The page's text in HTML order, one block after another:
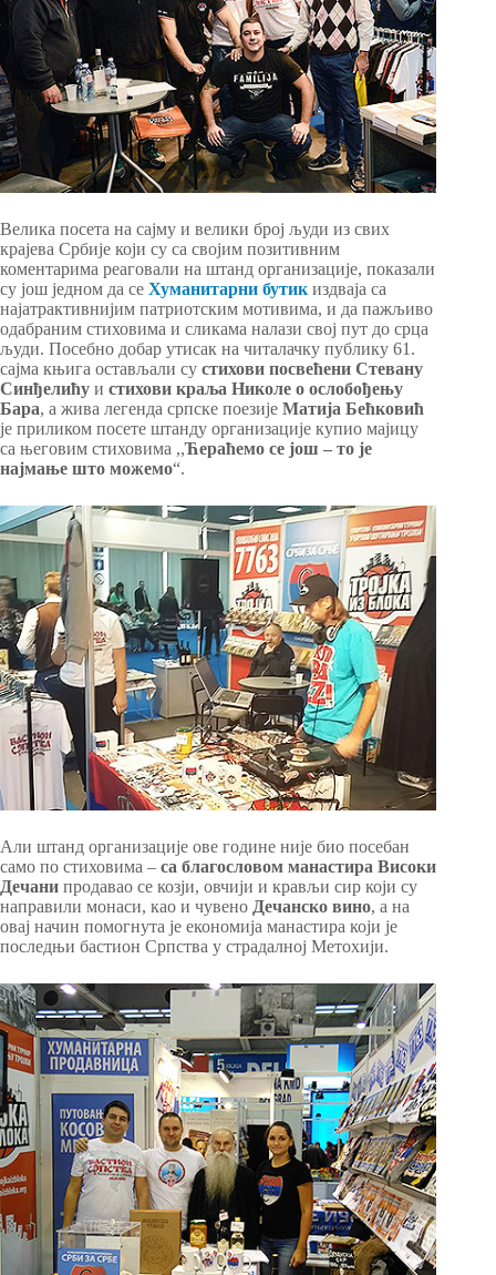
Велика посета на сајму и велики број људи из свих
крајева Србије који су са својим позитивним
коментарима реаговали на штанд oрганизације, показали
су још једном да се Хуманитарни бутик издваја са
најатрактивнијим патриотским мотивима, и да пажљиво
одабраним стиховима и сликама налази свој пут до срца
људи. Посебно добар утисак на читалачку публику 61.
сајма књига остављали су стихови посвећени Стевану
Синђелићу и стихови краља Николе о ослобођењу
Бара, а жива легенда српске поезије Матија Бећковић
је приликом посете штанду oрганизације купио мајицу
са његовим стиховима ,,Ћераћемо се још – то је
најмање што можемо“.
Али штанд oрганизације ове године није био посебан
само по стиховима – са благословом манастира Високи
Дечани продавао се козји, овчији и крављи сир који су
направили монаси, као и чувено Дечанско вино, а на
овај начин помогнута је економија манастира који је
последњи бастион Српства у страдалној Метохији.